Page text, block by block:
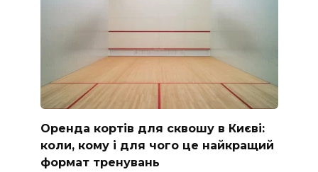
Оренда кортів для сквошу в Києві:
коли, кому і для чого це найкращий
формат тренувань